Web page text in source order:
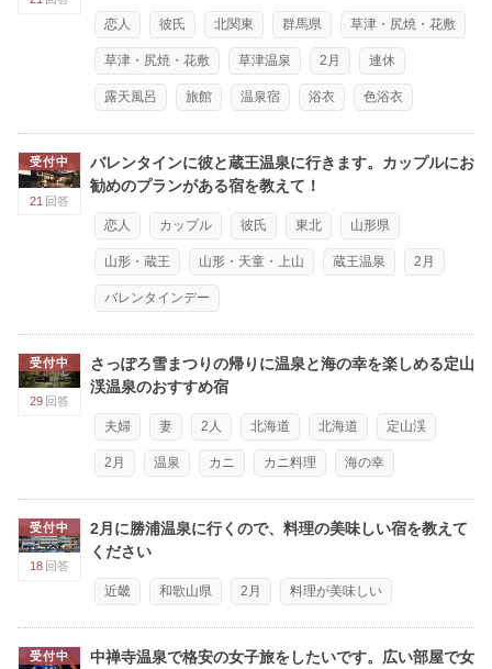
恋人 彼氏 北関東 群馬県 草津・尻焼・花敷
草津・尻焼・花敷 草津温泉 2月 連休
露天風呂 旅館 温泉宿 浴衣 色浴衣
受付中
21 回答
バレンタインに彼と蔵王温泉に行きます。カップルにお
勧めのプランがある宿を教えて！
恋人 カップル 彼氏 東北 山形県
山形・蔵王 山形・天童・上山 蔵王温泉 2月
バレンタインデー
受付中
29 回答
さっぽろ雪まつりの帰りに温泉と海の幸を楽しめる定山
渓温泉のおすすめ宿
夫婦 妻 2人 北海道 北海道 定山渓
2月 温泉 カニ カニ料理 海の幸
受付中
18 回答
2月に勝浦温泉に行くので、料理の美味しい宿を教えて
ください
近畿 和歌山県 2月 料理が美味しい
受付中
中禅寺温泉で格安の女子旅をしたいです。広い部屋で女